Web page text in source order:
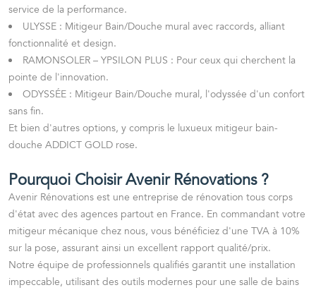
service de la performance.
ULYSSE : Mitigeur Bain/Douche mural avec raccords, alliant
fonctionnalité et design.
RAMONSOLER – YPSILON PLUS : Pour ceux qui cherchent la
pointe de l'innovation.
ODYSSÉE : Mitigeur Bain/Douche mural, l'odyssée d'un confort
sans fin.
Et bien d'autres options, y compris le luxueux mitigeur bain-
douche ADDICT GOLD rose.
Pourquoi Choisir Avenir Rénovations ?
Avenir Rénovations est une entreprise de rénovation tous corps
d'état avec des agences partout en France. En commandant votre
mitigeur mécanique chez nous, vous bénéficiez d'une TVA à 10%
sur la pose, assurant ainsi un excellent rapport qualité/prix.
Notre équipe de professionnels qualifiés garantit une installation
impeccable, utilisant des outils modernes pour une salle de bains